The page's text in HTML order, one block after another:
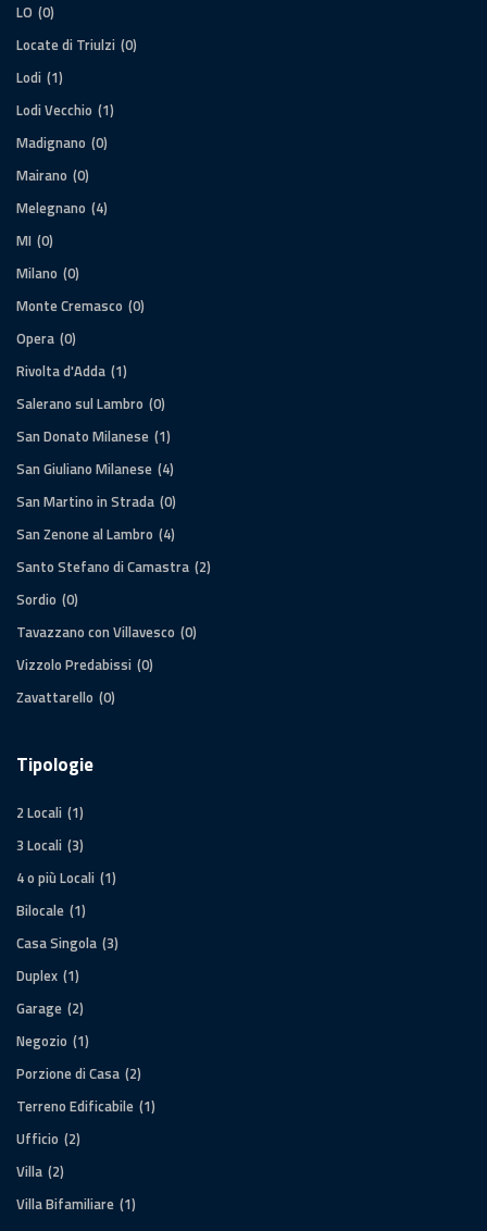
LO (0)
Locate di Triulzi (0)
Lodi (1)
Lodi Vecchio (1)
Madignano (0)
Mairano (0)
Melegnano (4)
MI (0)
Milano (0)
Monte Cremasco (0)
Opera (0)
Rivolta d'Adda (1)
Salerano sul Lambro (0)
San Donato Milanese (1)
San Giuliano Milanese (4)
San Martino in Strada (0)
San Zenone al Lambro (4)
Santo Stefano di Camastra (2)
Sordio (0)
Tavazzano con Villavesco (0)
Vizzolo Predabissi (0)
Zavattarello (0)
Tipologie
2 Locali (1)
3 Locali (3)
4 o più Locali (1)
Bilocale (1)
Casa Singola (3)
Duplex (1)
Garage (2)
Negozio (1)
Porzione di Casa (2)
Terreno Edificabile (1)
Ufficio (2)
Villa (2)
Villa Bifamiliare (1)